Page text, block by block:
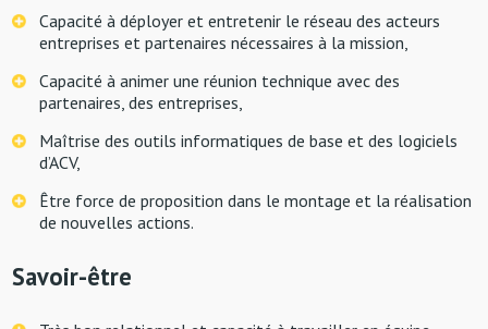
Capacité à déployer et entretenir le réseau des acteurs
entreprises et partenaires nécessaires à la mission,
Capacité à animer une réunion technique avec des
partenaires, des entreprises,
Maîtrise des outils informatiques de base et des logiciels
d’ACV,
Être force de proposition dans le montage et la réalisation
de nouvelles actions.
Savoir-être